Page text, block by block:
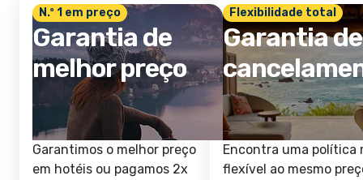
N.º 1 em preço
Garantia de
melhor preço
Garantimos o melhor preço
em hotéis ou pagamos 2x
Flexibilidade total
Garantia de
Encontra uma política
flexível ao mesmo